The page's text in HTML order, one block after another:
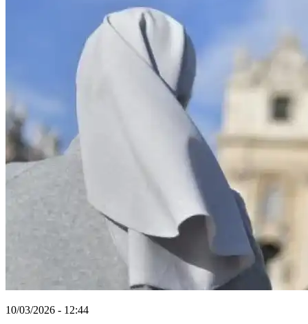
10/03/2026 - 12:44